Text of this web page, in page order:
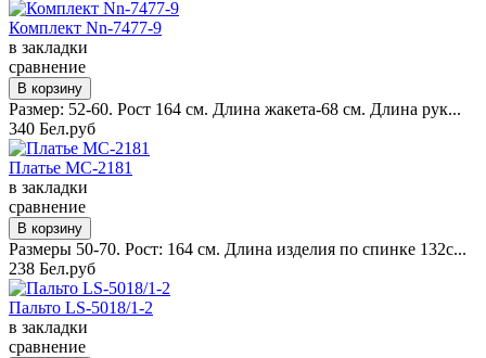
Комплект Nn-7477-9
в закладки
сравнение
Размер: 52-60. Рост 164 см. Длина жакета-68 см. Длина рук...
340 Бел.руб
Платье MC-2181
в закладки
сравнение
Размеры 50-70. Рост: 164 см. Длина изделия по спинке 132с...
238 Бел.руб
Пальто LS-5018/1-2
в закладки
сравнение